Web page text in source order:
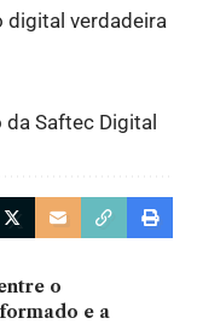
digital verdadeira
da Saftec Digital
o
e a